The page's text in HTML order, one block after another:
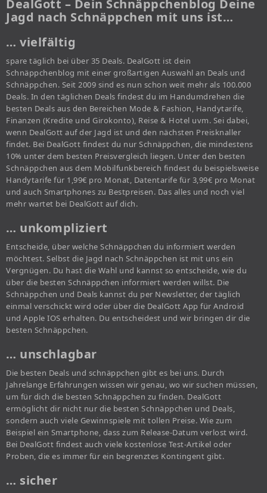
DealGott – Dein Schnäppchenblog Deine
Jagd nach Schnäppchen mit uns ist…
… vielfältig
spare täglich bei über 35 Deals. DealGott ist dein
Schnäppchenblog mit einer großartigen Auswahl an Deals und
Schnäppchen. Seit 2009 sind es nun schon weit mehr als 100.000
Deals. In den täglichen Deals findest du im Handumdrehen die
besten Deals aus den Bereichen Mode & Fashion, Handytarife,
Finanzen (Kredite und Girokonto), Reise & Hotel uvm. Sei dabei,
wenn DealGott auf der Jagd ist und den nächsten Preisknaller
findet. Bei DealGott findest du nur Schnäppchen, die mindestens
10% unter dem besten Preisvergleich liegen. Unter den besten
Schnäppchen aus dem Mobilfunkbereich findest du beispielsweise
Handytarife für 1,99€ pro Monat, Datentarife für 3,99€ pro Monat
und auch Smartphones zu Bestpreisen. Das alles und noch viel
mehr wartet bei DealGott auf dich.
… unkompliziert
Entscheide, über welche Schnäppchen du informiert werden
möchtest. Selbst die Jagd nach Schnäppchen ist mit uns ein
Vergnügen. Du hast die Wahl und kannst so entscheide, wie du
über die besten Schnäppchen informiert werden willst. Die
Schnäppchen und Deals kannst du per Newsletter, der täglich
einmal verschickt wird oder über die DealGott App für Android
und Apple IOS erhalten. Du entscheidest und wir bringen dir die
besten Schnäppchen.
… unschlagbar
Die besten Deals und schnäppchen gibt es bei uns. Durch
Jahrelange Erfahrungen wissen wir genau, wo wir suchen müssen,
um für dich die besten Schnäppchen zu finden. DealGott
ermöglicht dir nicht nur die besten Schnäppchen und Deals,
sondern auch viele Gewinnspiele mit tollen Preise. Wie zum
Beispiel ein Smartphone, dass zum Release-Datum verlost wird.
Bei DealGott findest auch viele kostenlose Test-Artikel oder
Proben, die es immer für ein begrenztes Kontingent gibt.
… sicher